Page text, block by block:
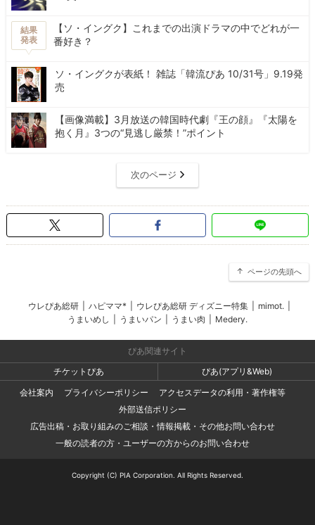
結果
発表
【ソ・イングク】これまでの出演ドラマの中でどれが一
番好き？
ソ・イングクが表紙！ 雑誌「韓流ぴあ 10/31号」9.19発
売
【画像満載】3月放送の韓国時代劇『王の顔』『太陽を
抱く月』3つの“見逃し厳禁！”ポイント
次のページ
ページの先頭へ
ウレぴあ総研 ハピママ* ウレぴあ総研 ディズニー特集 mimot.
うまいめし
うまいパン うまい肉 Medery.
ぴあ関連サイト
チケットぴあ
ぴあ(アプリ&Web)
会社案内
プライバシーポリシー
アクセスデータの利用・著作権等
外部送信ポリシー
広告出稿・お取り組みのご相談・情報掲載・その他お問い合わせ
一般の読者の方・ユーザーの方からのお問い合わせ
Copyright (C) PIA Corporation. All Rights Reserved.